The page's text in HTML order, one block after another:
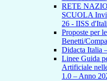
RETE
SCUOLA
26 - IISS
Proposte per
Benetti/
Didacta Italia
Linee Guida
Artificiale
1.0 – Anno